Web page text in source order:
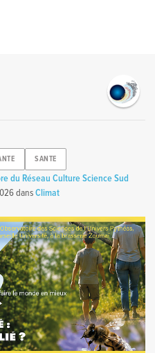
SANTE
du Réseau Culture Science Sud
dansClimat